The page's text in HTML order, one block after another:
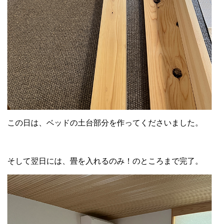
この日は、ベッドの土台部分を作ってくださいました。
そして翌日には、畳を入れるのみ！のところまで完了。